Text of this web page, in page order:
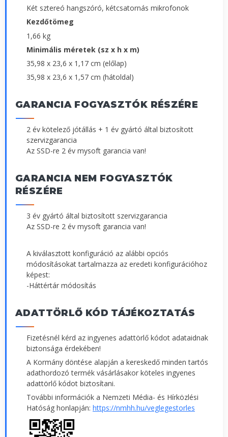
Két sztereó hangszóró, kétcsatornás mikrofonok
Kezdőtömeg
1,66 kg
Minimális méretek (sz x h x m)
35,98 x 23,6 x 1,17 cm (előlap)
35,98 x 23,6 x 1,57 cm (hátoldal)
GARANCIA FOGYASZTÓK RÉSZÉRE
2 év kötelező jótállás + 1 év gyártó által biztosított
szervizgarancia
Az SSD-re 2 év mysoft garancia van!
GARANCIA NEM FOGYASZTÓK
RÉSZÉRE
3 év gyártó által biztosított szervizgarancia
Az SSD-re 2 év mysoft garancia van!
A kiválasztott konfiguráció az alábbi opciós
módosításokat tartalmazza az eredeti konfigurációhoz
képest:
-Háttértár módosítás
ADATTÖRLŐ KÓD TÁJÉKOZTATÁS
Fizetésnél kérd az ingyenes adattörlő kódot adataidnak
biztonsága érdekében!
A Kormány döntése alapján a kereskedő minden tartós
adathordozó termék vásárlásakor köteles ingyenes
adattörlő kódot biztosítani.
További információk a Nemzeti Média- és Hírközlési
Hatóság honlapján: https://nmhh.hu/veglegestorles